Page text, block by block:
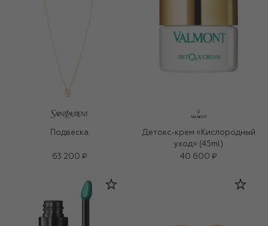
Подвеска
63 200 ₽
Детокс-крем «Кислородный
уход» (45ml)
40 600 ₽